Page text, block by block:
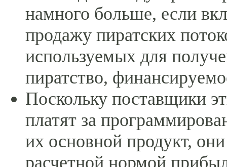
намного больше, если
продажу пиратских
используемых для
пиратство,
Поскольку поставщики
платят за
их основной продукт,
расчетной нормой